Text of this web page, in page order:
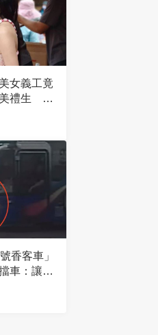
女義工竟
美禮生 一
香客車」
車：讓行